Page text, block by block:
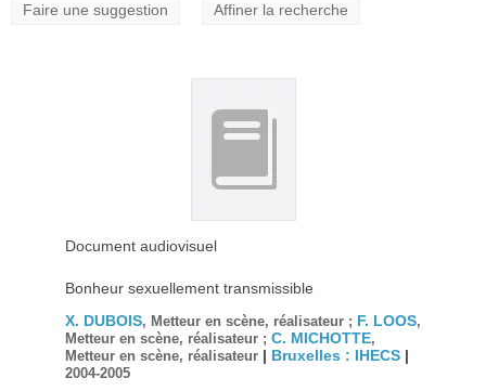
Faire une suggestion Affiner la recherche
Document audiovisuel
Bonheur sexuellement transmissible
X. DUBOIS, Metteur en scène, réalisateur ; F. LOOS,
Metteur en scène, réalisateur ; C. MICHOTTE,
Metteur en scène, réalisateur | Bruxelles : IHECS|
2004-2005